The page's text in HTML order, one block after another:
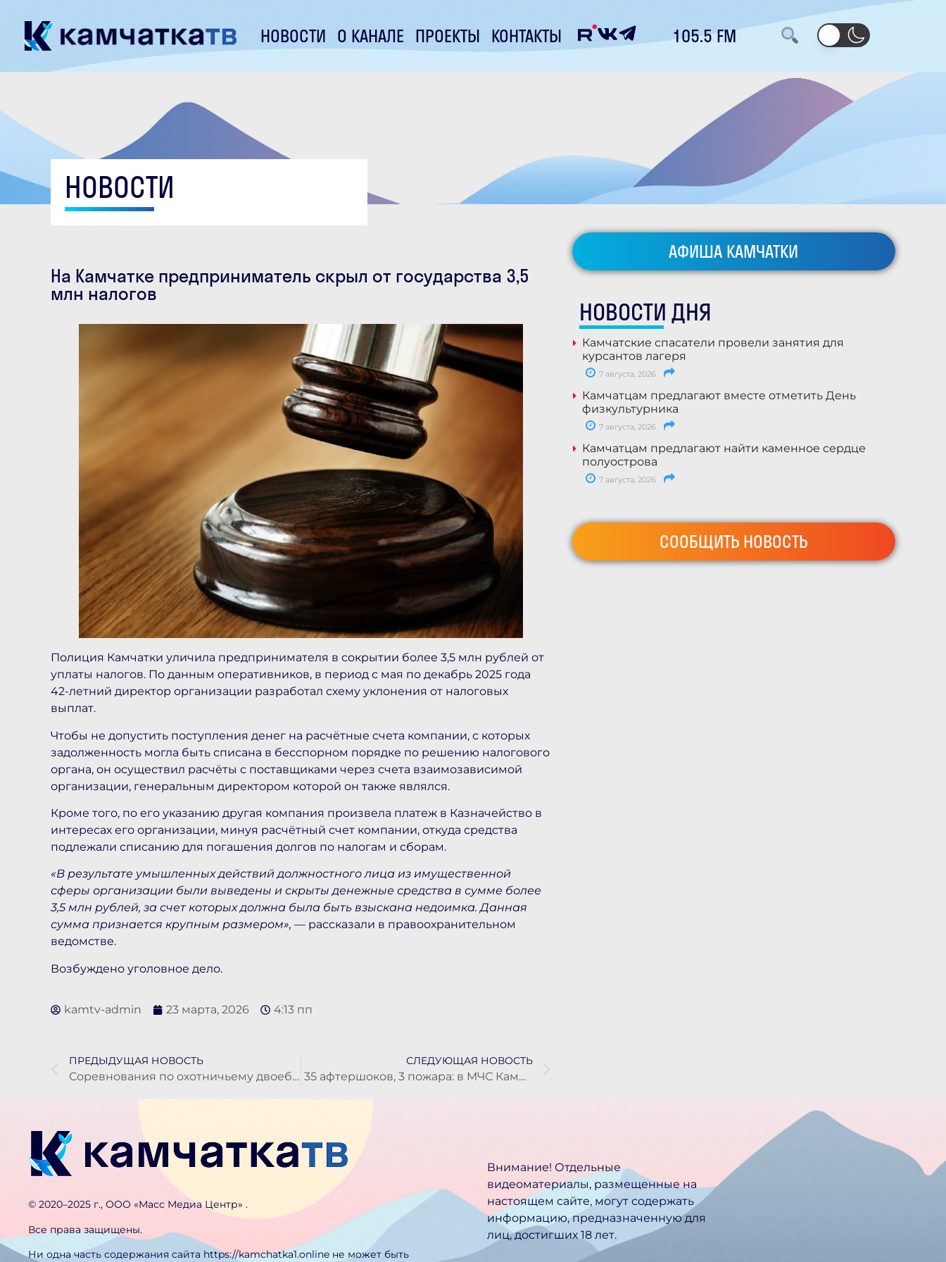
НОВОСТИ О КАНАЛЕ ПРОЕКТЫ КОНТАКТЫ 105.5 FM
НОВОСТИ
На Камчатке предприниматель скрыл от государства 3,5
млн налогов
Полиция Камчатки уличила предпринимателя в сокрытии более 3,5 млн рублей от
уплаты налогов. По данным оперативников, в период с мая по декабрь 2025 года
42-летний директор организации разработал схему уклонения от налоговых
выплат.
Чтобы не допустить поступления денег на расчётные счета компании, с которых
задолженность могла быть списана в бесспорном порядке по решению налогового
органа, он осуществил расчёты с поставщиками через счета взаимозависимой
организации, генеральным директором которой он также являлся.
Кроме того, по его указанию другая компания произвела платеж в Казначейство в
интересах его организации, минуя расчётный счет компании, откуда средства
подлежали списанию для погашения долгов по налогам и сборам.
«В результате умышленных действий должностного лица из имущественной
сферы организации были выведены и скрыты денежные средства в сумме более
3,5 млн рублей, за счет которых должна была быть взыскана недоимка. Данная
сумма признается крупным размером», — рассказали в правоохранительном
ведомстве.
Возбуждено уголовное дело.
kamtv-admin 23 марта, 2026 4:13 пп
ПРЕДЫДУЩАЯ НОВОСТЬ
Соревнования по охотничьему двоеборью прошли в Елизовском районе
СЛЕДУЮЩАЯ НОВОСТЬ
35 афтершоков, 3 пожара: в МЧС Камчатки подвели итоги минувшей недели
АФИША КАМЧАТКИ
НОВОСТИ ДНЯ
Камчатские спасатели провели занятия для
курсантов лагеря
7 августа, 2026
Камчатцам предлагают вместе отметить День
физкультурника
7 августа, 2026
Камчатцам предлагают найти каменное сердце
полуострова
7 августа, 2026
СООБЩИТЬ НОВОСТЬ
©️ 2020–2025 г., ООО «Масс Медиа Центр» .
Все права защищены.
Ни одна часть содержания сайта https://kamchatka1.online не может быть
Внимание! Отдельные
видеоматериалы, размещенные на
настоящем сайте, могут содержать
информацию, предназначен­ную для
лиц, достигших 18 лет.